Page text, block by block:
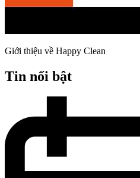
Giới thiệu về Happy Clean
Tin nổi bật